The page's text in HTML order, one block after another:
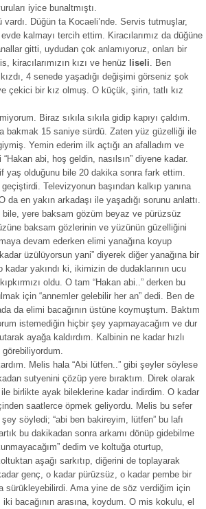
iyice bunaltmıştı.
Düğün ta Kocaeli’nde. Servis tutmuşlar,
kalmayı tercih ettim. Kiracılarımız da düğüne
gitti, uydudan çok anlamıyoruz, onları bir
kiracılarımızın kızı ve henüz
liseli . Ben
4 senede yaşadığı değişimi görseniz şok
çekici bir kız olmuş. O küçük, şirin, tatlı kız
Biraz sıkıla sıkıla gidip kapıyı çaldım.
bakmak 15 saniye sürdü. Zaten yüz güzelliği ile
Yemin ederim ilk açtığı an afalladım ve
abi, hoş geldin, nasılsın” diyene kadar.
yaş olduğunu bile 20 dakika sonra fark ettim.
Televizyonun başından kalkıp yanına
en yakın arkadaşı ile yaşadığı sorunu anlattı.
bile, yere baksam gözüm beyaz ve pürüzsüz
baksam gözlerinin ve yüzünün güzelliğini
devam ederken elimi yanağına koyup
üzülüyorsun yani” diyerek diğer yanağına bir
yakındı ki, ikimizin de dudaklarının ucu
oldu. O tam “Hakan abi..” derken bu
için “annemler gelebilir her an” dedi. Ben de
da elimi bacağının üstüne koymuştum. Baktım
istemediğin hiçbir şey yapmayacağım ve dur
ayağa kaldırdım. Kalbinin ne kadar hızlı
Melis hala “Abi lütfen..” gibi şeyler söylese
sutyenini çözüp yere bıraktım. Direk olarak
birlikte ayak bileklerine kadar indirdim. O kadar
saatlerce öpmek geliyordu. Melis bu sefer
söyledi; “abi ben bakireyim, lütfen” bu lafı
bu dakikadan sonra arkamı dönüp gidebilme
dedim ve koltuğa oturtup,
aşağı sarkıtıp, diğerini de toplayarak
genç, o kadar pürüzsüz, o kadar pembe bir
sürükleyebilirdi. Ama yine de söz verdiğim için
iki bacağının arasına, koydum. O mis kokulu, el